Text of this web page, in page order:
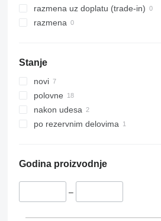
razmena uz doplatu (trade-in)
razmena
Stanje
novi
polovne
nakon udesa
po rezervnim delovima
Godina proizvodnje
–